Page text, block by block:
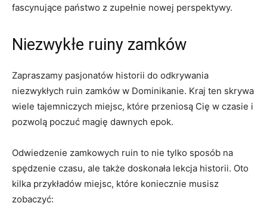
fascynujące państwo z zupełnie nowej perspektywy.
Niezwykłe ruiny zamków
Zapraszamy pasjonatów historii do odkrywania
niezwykłych ruin zamków w Dominikanie. ​Kraj ten skrywa
wiele tajemniczych miejsc, które przeniosą Cię w czasie⁤ i
pozwolą poczuć⁣ magię⁣ dawnych epok.
Odwiedzenie⁣ zamkowych ruin to nie ⁤tylko sposób ‍na
spędzenie​ czasu, ⁣ale także ‍doskonała lekcja historii. Oto
kilka przykładów ⁤miejsc, które​ koniecznie musisz
zobaczyć: